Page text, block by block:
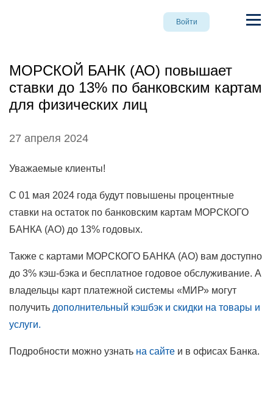
Войти
МОРСКОЙ БАНК (АО) повышает
ставки до 13% по банковским картам
для физических лиц
27 апреля 2024
Уважаемые клиенты!
С 01 мая 2024 года будут повышены процентные
ставки на остаток по банковским картам МОРСКОГО
БАНКА (AО) до 13% годовых.
Также с картами МОРСКОГО БАНКА (АО) вам доступно
до 3% кэш-бэка и бесплатное годовое обслуживание. А
владельцы карт платежной системы «МИР» могут
получить дополнительный кэшбэк и скидки на товары и
услуги.
Подробности можно узнать на сайте и в офисах Банка.